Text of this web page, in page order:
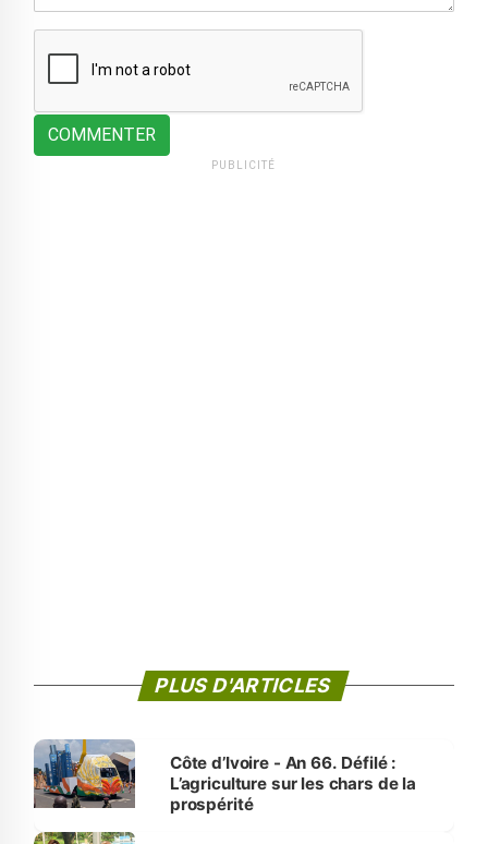
COMMENTER
PUBLICITÉ
PLUS D'ARTICLES
Côte d’Ivoire - An 66. Défilé :
L’agriculture sur les chars de la
prospérité